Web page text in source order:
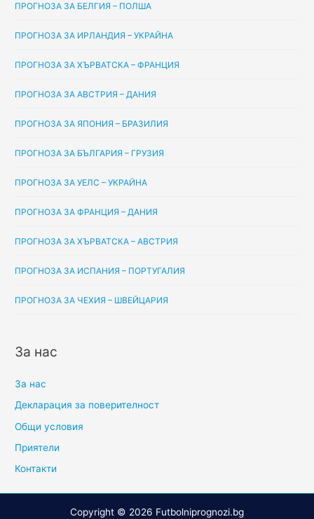
ПРОГНОЗА ЗА БЕЛГИЯ – ПОЛША
ПРОГНОЗА ЗА ИРЛАНДИЯ – УКРАЙНА
ПРОГНОЗА ЗА ХЪРВАТСКА – ФРАНЦИЯ
ПРОГНОЗА ЗА АВСТРИЯ – ДАНИЯ
ПРОГНОЗА ЗА ЯПОНИЯ – БРАЗИЛИЯ
ПРОГНОЗА ЗА БЪЛГАРИЯ – ГРУЗИЯ
ПРОГНОЗА ЗА УЕЛС – УКРАЙНА
ПРОГНОЗА ЗА ФРАНЦИЯ – ДАНИЯ
ПРОГНОЗА ЗА ХЪРВАТСКА – АВСТРИЯ
ПРОГНОЗА ЗА ИСПАНИЯ – ПОРТУГАЛИЯ
ПРОГНОЗА ЗА ЧЕХИЯ – ШВЕЙЦАРИЯ
За нас
За нас
Декларация за поверителност
Общи условия
Приятели
Контакти
Copyright © 2026 Futbolniprognozi.bg